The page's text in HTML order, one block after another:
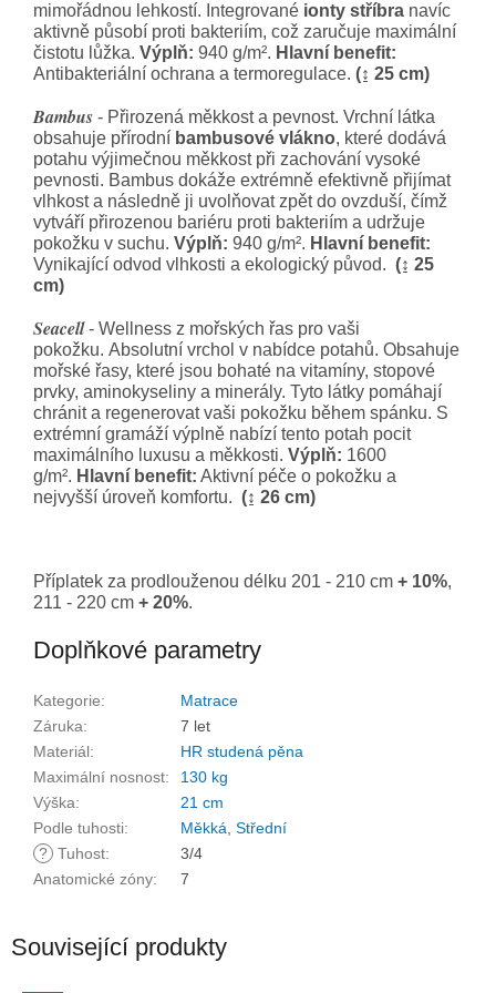
mimořádnou lehkostí. Integrované ionty stříbra navíc
aktivně působí proti bakteriím, což zaručuje maximální
čistotu lůžka. Výplň: 940 g/m². Hlavní benefit:
Antibakteriální ochrana a termoregulace. (↨ 25 cm)
Bambus - Přirozená měkkost a pevnost. Vrchní látka
obsahuje přírodní bambusové vlákno, které dodává
potahu výjimečnou měkkost při zachování vysoké
pevnosti. Bambus dokáže extrémně efektivně přijímat
vlhkost a následně ji uvolňovat zpět do ovzduší, čímž
vytváří přirozenou bariéru proti bakteriím a udržuje
pokožku v suchu. Výplň: 940 g/m². Hlavní benefit:
Vynikající odvod vlhkosti a ekologický původ. (↨ 25
cm)
Seacell - Wellness z mořských řas pro vaši
pokožku. Absolutní vrchol v nabídce potahů. Obsahuje
mořské řasy, které jsou bohaté na vitamíny, stopové
prvky, aminokyseliny a minerály. Tyto látky pomáhají
chránit a regenerovat vaši pokožku během spánku. S
extrémní gramáží výplně nabízí tento potah pocit
maximálního luxusu a měkkosti. Výplň: 1600
g/m². Hlavní benefit: Aktivní péče o pokožku a
nejvyšší úroveň komfortu. (↨ 26 cm)
Příplatek za prodlouženou délku 201 - 210 cm + 10%,
211 - 220 cm + 20%.
Doplňkové parametry
Kategorie:
Matrace
Záruka:
7 let
Materiál:
HR studená pěna
Maximální nosnost:
130 kg
Výška:
21 cm
Podle tuhosti: Měkká Střední
? Tuhost:
3/4
Anatomické zóny: 7
Související produkty